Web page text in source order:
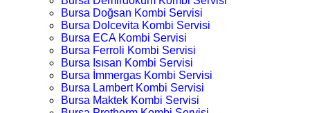
Bursa Doğsan Kombi Servisi
Bursa Dolcevita Kombi Servisi
Bursa ECA Kombi Servisi
Bursa Ferroli Kombi Servisi
Bursa Isısan Kombi Servisi
Bursa İmmergas Kombi Servisi
Bursa Lambert Kombi Servisi
Bursa Maktek Kombi Servisi